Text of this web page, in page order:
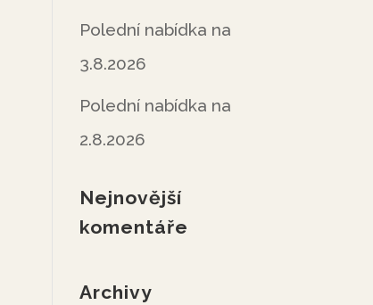
Polední nabídka na
3.8.2026
Polední nabídka na
2.8.2026
Nejnovější
komentáře
Archivy